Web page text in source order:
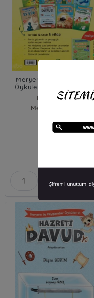
Meryem ile Peygamber
Öyküleri Serisi (9 Kitap)
Büşra Sevim
Mevsimler Kitap
Sepete Ekle